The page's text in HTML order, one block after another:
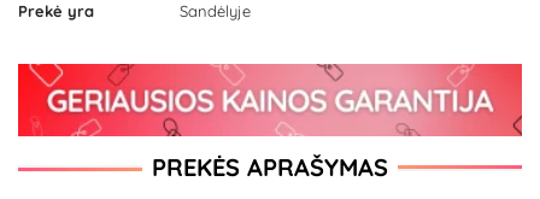
Prekė yra Sandėlyje
PREKĖS APRAŠYMAS